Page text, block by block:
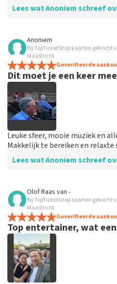
Lees wat Anoniem schreef
Beoordeling van Anoniem over
alles in orde
spannend dat je maar zo kort
hebt maar alles was in orde...
Anoniem
Bij TopTicketShop kaarten gekocht
Maastricht
Geverifieerde
Dit moet je een keer
Leuke sfeer, mooie muziek en
Makkelijk te bereiken en relaxte
Lees wat Anoniem schreef
Beoordeling van Anoniem over
Goed en snel geregeld
Binnen een week waren de
geregeld en goed
evenement.
Olof Raas van -
Bij TopTicketShop kaarten gekocht
Maastricht
Geverifieerde
Top entertainer, wat